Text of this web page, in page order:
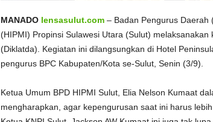
MANADO lensasulut.com– Badan Pengurus Daerah
(HIPMI) Propinsi Sulawesi Utara (Sulut)
(Diklatda). Kegiatan ini dilangsungkan di Hotel
pengurus BPC Kabupaten/Kota se-Sulut, Senin (3/9).
Ketua Umum BPD HIPMI Sulut, Elia Nelson Kumaat
mengharapkan, agar kepengurusan saat ini harus